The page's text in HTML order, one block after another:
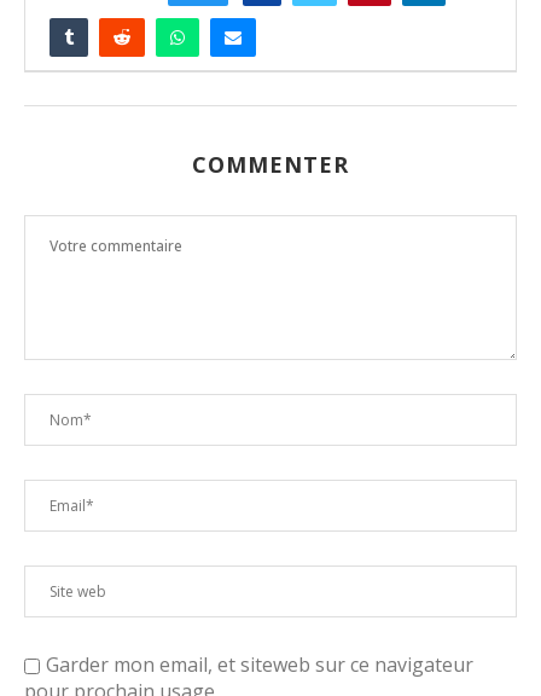
COMMENTER
Garder mon email, et siteweb sur ce navigateur